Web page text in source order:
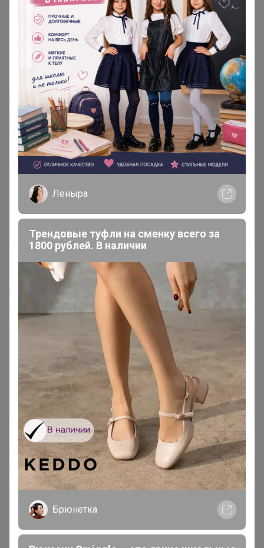
Вы можете изменить способ получения по умолчанию
для новых оформленных заказов,через настройки в
Вашем профиле.
Настройки - вкладка "Основное", спуститесь в низ
страницы до раздела "Способ получения по
умолчанию." Нажмите изменить, далее вкладка
"Другой способ." Выберите удобный для Вас пункт
выдачи 24-ok. Сохраняем изменения.
Если необходимо изменить на транспортную
компанию, во вкладке "Другой способ" выберите
раздел самовывоз из пункта выдачи или доставка до
двери.
Выберите удобный для вас способ доставки, и
заполните все необходимые поля, чтобы сотрудник
смог корректно оформить отправку.
Леныра
Трендовые туфли на сменку всего за
1800 рублей. В наличии
Брюнетка